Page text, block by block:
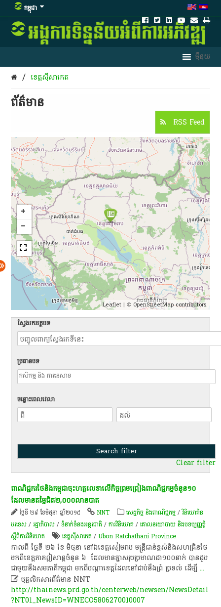
កម្ពុជា
/ ខេត្តស៊ីសាកេត
ព័ត៌មាន​
RSS Feed
Leaflet| © OpenStreetMapcontributors.
ស្វែងរកអត្ថបទ
ប្រធានបទ
ចន្លោះពេលវេលា
Clear filter
ពាណិជ្ជករ​ថៃ​និង​កម្ពុជា​ចុះហត្ថលេខា​លើ​កិច្ចព្រមព្រៀង​ពាណិជ្ជ​កម្មចំនួន​១០​
ដែល​មាន​តម្លៃ​ជិត​២,០០០​លាន​បាត​
ថ្ងៃទី ២៩ ខែមិថុនា ឆ្នាំ២០១៥ NNT សេដ្ឋកិច្ច និងពាណិជ្ជកម្ម /វិនិយោគិន
បរទេស /រដ្ឋាភិបាល /ទំនាក់ទំនងអន្តរជាតិ /ការវិនិយោគ /គោលនយោបាយ និងបទប្បញ្ញត្តិ
ស្តីពីការវិនិយោគ
ខេត្តស៊ីសាកេត /Ubon Ratchathani Province
កាលពី ​ថ្ងៃ​ទី​ ២៦​ ខែ​ មិថុនា​ នៅ​ឯ​ខេត្តសៀមរាប​ មន្ត្រីជាន់ខ្ពស់​និង​សហគ្រិន​ថៃ​
មក​ពី​ខេត្តភាគ​ឦ​សាន្ត​ចំនួន​ ៦​ ​ ដែល​មាន​គ្នា​សរុប​ប្រមាណ​ជា​១០០​នាក់​ បាន​ជួប​
ជាមួយនឹង​សម​ភាគី​កម្ពុជា​ មក​ពី​បណ្តា​ខេត្ត​ដែល​នៅ​ជាប់​នឹង​ព្រំ ប្រទល់​ ដើម្បី...
 បុគ្គលិកសារព័ត៌មាន NNT
http://thainews.prd.go.th/centerweb/newsen/NewsDetail
?NT01_NewsID=WNECO5806270010007